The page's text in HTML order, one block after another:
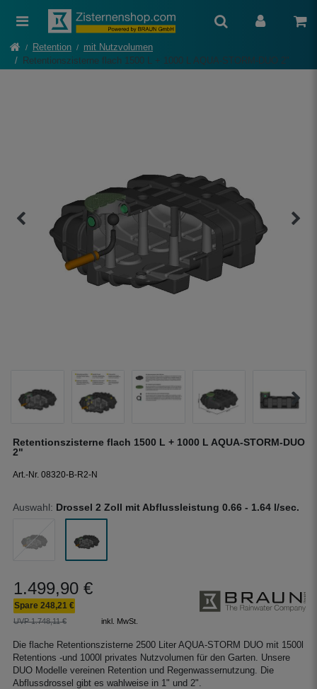
Retention
mit Nutzvolumen
Retentionszisterne flach 1500 L + 1000 L AQUA-STORM-DUO 2"
Retentionszisterne flach 1500 L + 1000 L AQUA-STORM-DUO
2"
Art.-Nr. 08320-B-R2-N
1.499,90 €
Spare 248,21 €
UVP 1.748,11 € inkl. MwSt.
Auswahl: Drossel 2 Zoll mit Abflussleistung 0.66 - 1.64 l/sec.
Die flache Retentionszisterne 2500 Liter AQUA-STORM DUO mit 1500l
Retentions -und 1000l privates Nutzvolumen für den Garten. Unsere
DUO Modelle vereinen Retention und Regenwassernutzung. Die
Abflussdrossel gibt es wahlweise in 1" und 2".